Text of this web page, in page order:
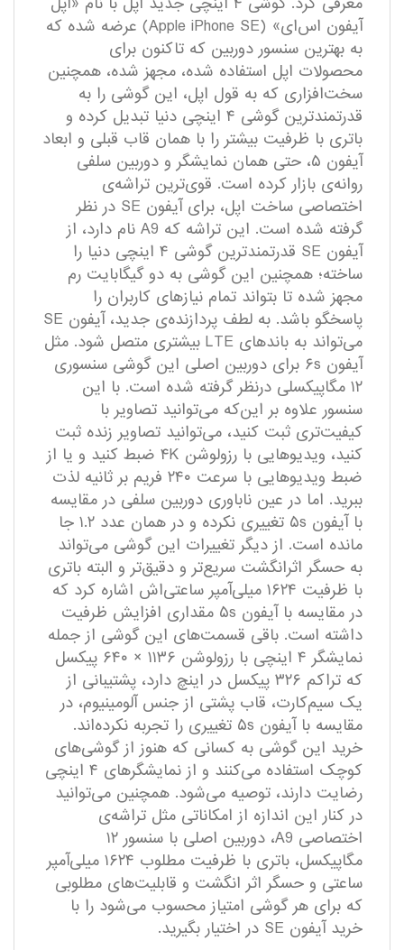
آیفون اس‌ای» (Apple iPhone SE) عرضه شده که
به بهترین سنسور دوربین که تاکنون برای
محصولات اپل استفاده شده، مجهز شده، همچنین
سخت‌افزاری که به قول اپل، این گوشی را به
قدرتمند‌ترین گوشی ۴ اینچی دنیا تبدیل کرده و
باتری با ظرفیت بیشتر را با همان قاب قبلی و ابعاد
آیفون ۵، حتی همان نمایشگر و دوربین سلفی
روانه‌ی بازار کرده است. قوی‌ترین تراشه‌ی
اختصاصی ساخت اپل، برای آیفون SE در نظر
گرفته شده است. این تراشه که A9 نام دارد، از
آیفون SE قدرتمندترین گوشی ۴ اینچی دنیا را
ساخته؛ همچنین این گوشی به دو گیگابایت رم
مجهز شده تا بتواند تمام نیاز‌های کاربران را
پاسخگو باشد. به لطف پردازنده‌ی جدید، آیفون SE
می‌تواند به باند‌های LTE بیشتری متصل شود. مثل
آیفون ۶s برای دوربین اصلی این گوشی سنسوری
۱۲ مگاپیکسلی درنظر گرفته شده است. با این
سنسور علاوه بر این‌که می‌توانید تصاویر با
کیفیت‌تری ثبت کنید، می‌توانید تصاویر زنده ثبت
کنید، ویدیو‌هایی با رزولوشن ۴K ضبط کنید و یا از
ضبط ویدیو‌هایی با سرعت ۲۴۰ فریم بر ثانیه لذت
ببرید. اما در عین ناباوری دوربین سلفی در مقایسه
با آیفون ۵s تغییری نکرده و در همان عدد ۱.۲ جا
مانده است. از دیگر تغییرات این گوشی می‌تواند
به حسگر اثرانگشت سریع‌تر و دقیق‌تر و البته باتری
با ظرفیت ۱۶۲۴ میلی‌آمپر ساعتی‌اش اشاره کرد که
در مقایسه با آیفون ۵s مقداری افزایش ظرفیت
داشته است. باقی قسمت‌های این گوشی از جمله
نمایشگر ۴ اینچی با رزولوشن ۱۱۳۶ × ۶۴۰ پیکسل
که تراکم ۳۲۶ پیکسل در اینچ دارد، پشتیبانی از
یک سیم‌کارت، قاب پشتی از جنس آلومینیوم، در
مقایسه با آیفون ۵s تغییری را تجربه‌ نکرده‌اند.
خرید این گوشی به کسانی که هنوز از گوشی‌های
کوچک استفاده می‌کنند و از نمایشگر‌های ۴ اینچی
رضایت دارند، توصیه می‌شود. همچنین می‌توانید
در کنار این اندازه از امکاناتی مثل تراشه‌ی
اختصاصی A9، دوربین اصلی با سنسور ۱۲
مگاپیکسل، باتری با ظرفیت مطلوب ۱۶۲۴ میلی‌آمپر
ساعتی و حسگر اثر انگشت و قابلیت‌های مطلوبی
که برای هر گوشی امتیاز محسوب می‌شود را با
خرید آیفون SE در اختیار بگیرید.